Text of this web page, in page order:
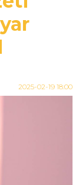
2025-02-19 18:00